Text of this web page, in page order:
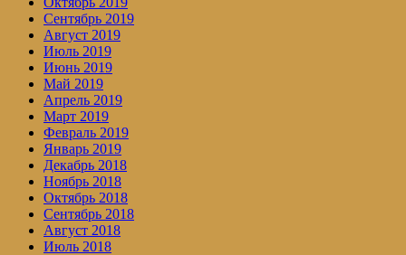
Сентябрь 2019
Август 2019
Июль 2019
Июнь 2019
Май 2019
Апрель 2019
Март 2019
Февраль 2019
Январь 2019
Декабрь 2018
Ноябрь 2018
Октябрь 2018
Сентябрь 2018
Август 2018
Июль 2018